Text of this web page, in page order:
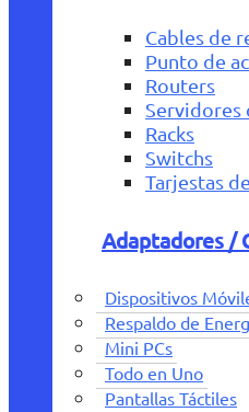
Cables de
Punto de
Routers
Servidores
Racks
Switchs
Tarjestas
Adaptadores /
Dispositivos
Respaldo de
Mini PCs
Todo en Uno
Pantallas Táctiles